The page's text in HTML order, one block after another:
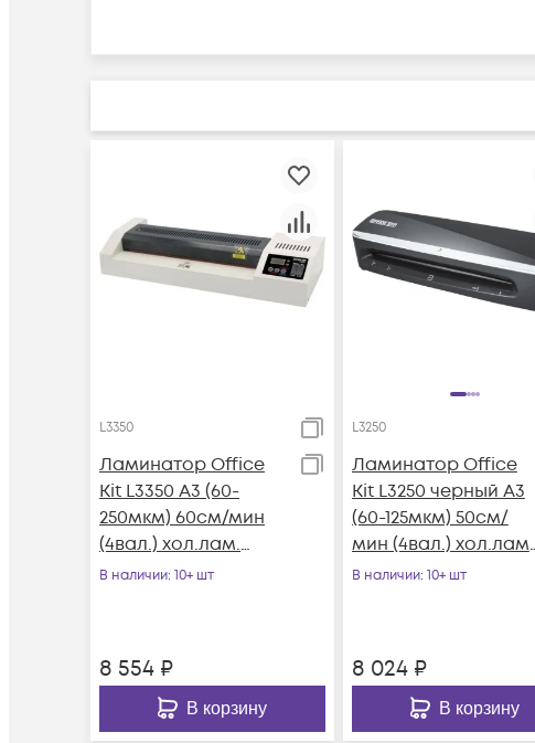
L3350
Ламинатор Office
Kit L3350 A3 (60-
250мкм) 60см/мин
(4вал.) хол.лам.
лам.фото реверс
В наличии: 10+ шт
8 554 ₽
В корзину
L3250
Ламинатор Office
Kit L3250 черный A3
(60-125мкм) 50см/
мин (4вал.) хол.лам.
лам.фото реверс
В наличии: 10+ шт
8 024₽
В корзину